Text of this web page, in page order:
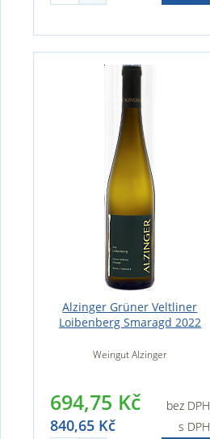
Alzinger Grüner Veltliner
Loibenberg Smaragd 2022
Weingut Alzinger
694,75 Kč bez DPH
840,65 Kč
s DPH